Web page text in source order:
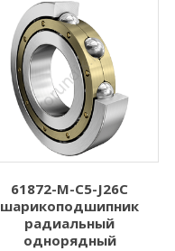
61872-M-C5-J26C
шарикоподшипник
радиальный
однорядный